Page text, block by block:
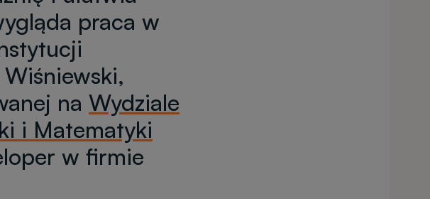
praca w
na Wydziale
i Matematyki
w firmie